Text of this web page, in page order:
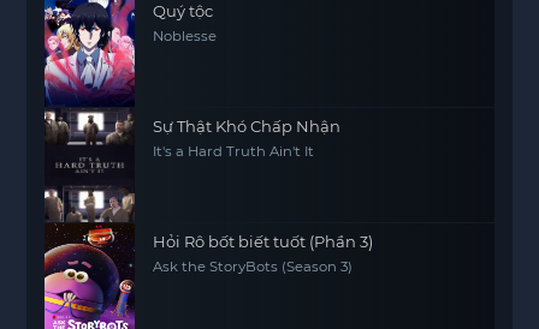
Quý tộc
Noblesse
Sự Thật Khó Chấp Nhận
It's a Hard Truth Ain't It
Hỏi Rô bốt biết tuốt (Phần 3)
Ask the StoryBots (Season 3)